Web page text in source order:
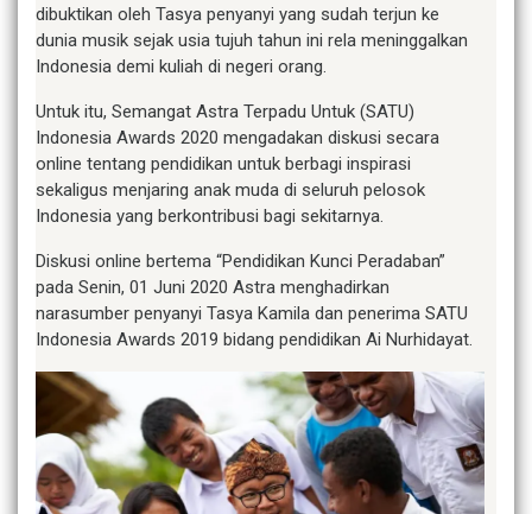
dibuktikan oleh Tasya penyanyi yang sudah terjun ke
dunia musik sejak usia tujuh tahun ini rela meninggalkan
Indonesia demi kuliah di negeri orang.
Untuk itu, Semangat Astra Terpadu Untuk (SATU)
Indonesia Awards 2020 mengadakan diskusi secara
online tentang pendidikan untuk berbagi inspirasi
sekaligus menjaring anak muda di seluruh pelosok
Indonesia yang berkontribusi bagi sekitarnya.
Diskusi online bertema “Pendidikan Kunci Peradaban”
pada Senin, 01 Juni 2020 Astra menghadirkan
narasumber penyanyi Tasya Kamila dan penerima SATU
Indonesia Awards 2019 bidang pendidikan Ai Nurhidayat.